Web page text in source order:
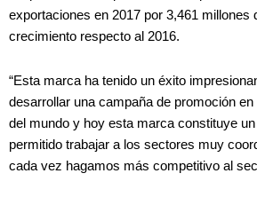
exportaciones en 2017 por 3,461 millones
crecimiento respecto al 2016.
“Esta marca ha tenido un éxito
desarrollar una campaña de promoción
del mundo y hoy esta marca constituye
permitido trabajar a los sectores muy
cada vez hagamos más competitivo al